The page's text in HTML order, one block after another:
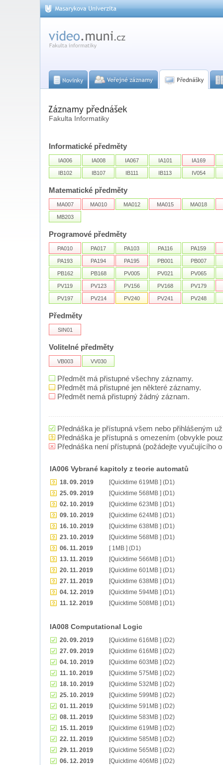
Fakulta Informatiky
Informatické předměty
IA006 IA008 IA067 IA101 IA169
IB102 IB107 IB111 IB113 IV054
Matematické předměty
MA007 MA010 MA012 MA015 MA018
MB203
Programové předměty
PA010 PA017 PA103 PA116 PA159
PA193 PA194 PA195 PB001 PB007
PB162 PB168 PV005 PV021 PV065
PV119 PV123 PV156 PV168 PV179
PV197 PV214 PV240 PV241 PV248
Předměty
SIN01
Volitelné předměty
VB003 VV030
Předmět má přistupné všechny záznamy.
Předmět má přistupné jen některé záznamy.
Předmět nemá přistupný žádný záznam.
Přednáška je přístupná všem nebo přihlášeným
Přednáška je přístupná s omezením (obvykle
Přednáška není přístupná (požádejte vyučujícího
IA006 Vybrané kapitoly z teorie automatů
18. 09. 2019
[Quicktime 619MB ] (D1)
25. 09. 2019
[Quicktime 568MB ] (D1)
02. 10. 2019
[Quicktime 623MB ] (D1)
09. 10. 2019
[Quicktime 624MB ] (D1)
16. 10. 2019
[Quicktime 638MB ] (D1)
23. 10. 2019
[Quicktime 568MB ] (D1)
06. 11. 2019
[ 1MB ] (D1)
13. 11. 2019
[Quicktime 566MB ] (D1)
20. 11. 2019
[Quicktime 601MB ] (D1)
27. 11. 2019
[Quicktime 638MB ] (D1)
04. 12. 2019
[Quicktime 594MB ] (D1)
11. 12. 2019
[Quicktime 508MB ] (D1)
IA008 Computational Logic
20. 09. 2019
[Quicktime 616MB ] (D2)
27. 09. 2019
[Quicktime 616MB ] (D2)
04. 10. 2019
[Quicktime 603MB ] (D2)
11. 10. 2019
[Quicktime 575MB ] (D2)
18. 10. 2019
[Quicktime 532MB ] (D2)
25. 10. 2019
[Quicktime 599MB ] (D2)
01. 11. 2019
[Quicktime 591MB ] (D2)
08. 11. 2019
[Quicktime 583MB ] (D2)
15. 11. 2019
[Quicktime 619MB ] (D2)
22. 11. 2019
[Quicktime 585MB ] (D2)
29. 11. 2019
[Quicktime 565MB ] (D2)
06. 12. 2019
[Quicktime 406MB ] (D2)